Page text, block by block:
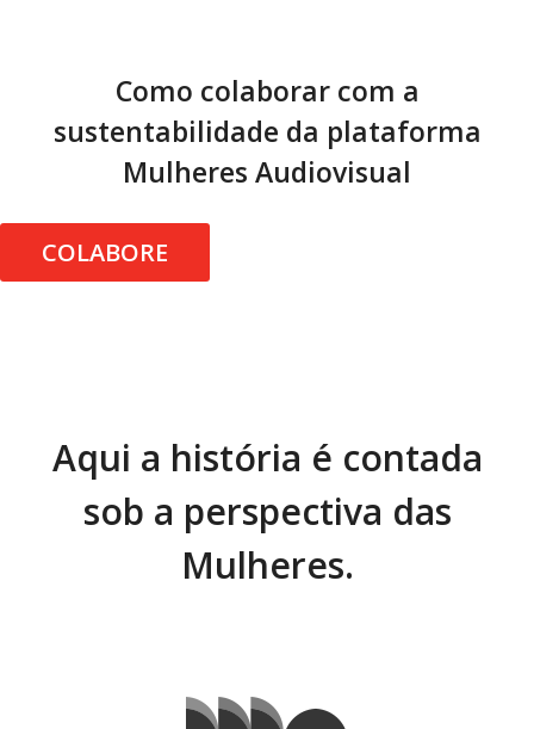
Como colaborar com a
sustentabilidade da plataforma
Mulheres Audiovisual
COLABORE
Aqui a história é contada
sob a perspectiva das
Mulheres.